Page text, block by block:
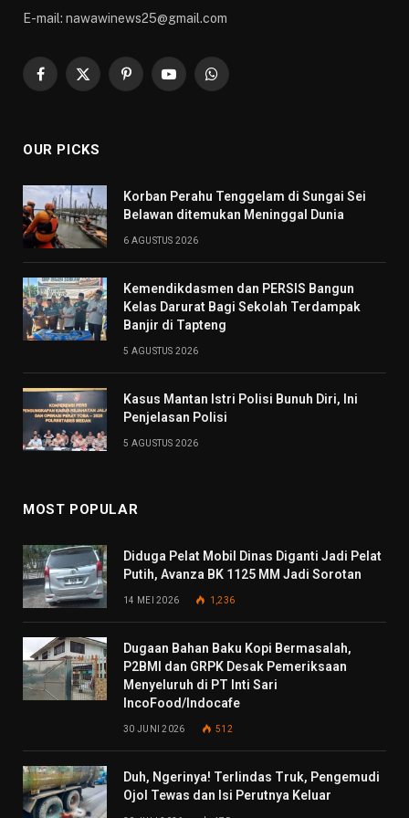
E-mail: nawawinews25@gmail.com
Facebook
X
PinterestYouTubeWhatsApp
OUR PICKS
Korban Perahu Tenggelam di Sungai Sei
Belawan ditemukan Meninggal Dunia
6 AGUSTUS 2026
Kemendikdasmen dan PERSIS Bangun
Kelas Darurat Bagi Sekolah Terdampak
Banjir di Tapteng
5 AGUSTUS 2026
Kasus Mantan Istri Polisi Bunuh Diri, Ini
Penjelasan Polisi
5 AGUSTUS 2026
MOST POPULAR
Diduga Pelat Mobil Dinas Diganti Jadi Pelat
Putih, Avanza BK 1125 MM Jadi Sorotan
14 MEI 2026 1,236
Dugaan Bahan Baku Kopi Bermasalah,
P2BMI dan GRPK Desak Pemeriksaan
Menyeluruh di PT Inti Sari
IncoFood/Indocafe
30 JUNI 2026 512
Duh, Ngerinya! Terlindas Truk, Pengemudi
Ojol Tewas dan Isi Perutnya Keluar